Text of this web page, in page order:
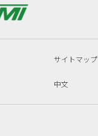
サイトマップ
中文